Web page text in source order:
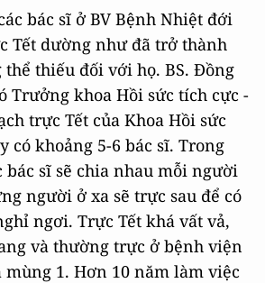
bác sĩ ở BV Bệnh Nhiệt đới
Tết dường như đã trở thành
thể thiếu đối với họ. BS. Đồng
Trưởng khoa Hồi sức tích cực -
trực Tết của Khoa Hồi sức
có khoảng 5-6 bác sĩ. Trong
bác sĩ sẽ chia nhau mỗi người
người ở xa sẽ trực sau để có
ngơi. Trực Tết khá vất vả,
và thường trực ở bệnh viện
mùng 1. Hơn 10 năm làm việc